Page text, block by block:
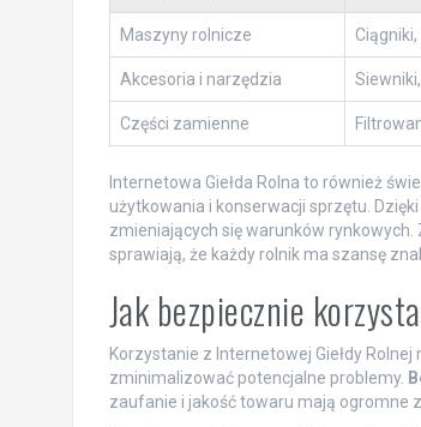
Maszyny rolnicze
Akcesoria i narzędzia
Części zamienne
Internetowa Giełda Rolna to również
użytkowania i konserwacji sprzętu.
zmieniających się warunków
sprawiają, że każdy rolnik ma szansę
Jak bezpiecznie
Korzystanie z Internetowej Giełdy
zminimalizować potencjalne problemy.
zaufanie i jakość towaru mają ogromne